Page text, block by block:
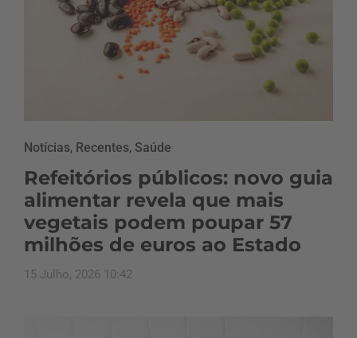
Notícias, Recentes, Saúde
Refeitórios públicos: novo guia
alimentar revela que mais
vegetais podem poupar 57
milhões de euros ao Estado
15 Julho, 2026 10:42